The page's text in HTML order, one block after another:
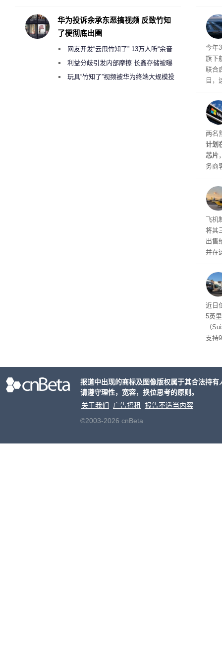
最
现有
体建
今年
旗下
联合
目，
户
盖逻
等
两名
计划
芯片
务商
进
计划
芯
飞机
将其
出售
并在
布
近日
5英
（
支持
议会
华为投诉余承东恶搞视频 反致竹知
了梗彻底出圈
网友开发“云甩竹知了” 13万人听“余音
绕梁”利益分歧引发内部摩擦 长鑫存储被曝
曾将华为驻场工程师驱逐出研发基地
玩具“竹知了”视频被华为终端大规模投
报道中出现的商标及图像版权属于其合法持
请遵守理性，宽容，换位思考的原则。
关于我们
广告招租
报告不适当内容
©2003-2026 cnBeta